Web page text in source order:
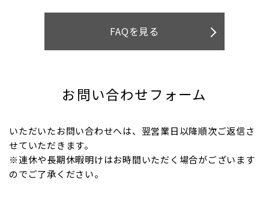
FAQを見る
お問い合わせフォーム
いただいたお問い合わせへは、翌営業日以降順次ご返信さ
せていただきます。
※連休や長期休暇明けはお時間いただく場合がございます
のでご了承ください。